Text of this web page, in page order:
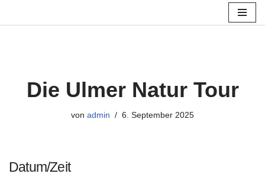
Die Ulmer Natur Tour
von admin 6. September 2025
Datum/Zeit